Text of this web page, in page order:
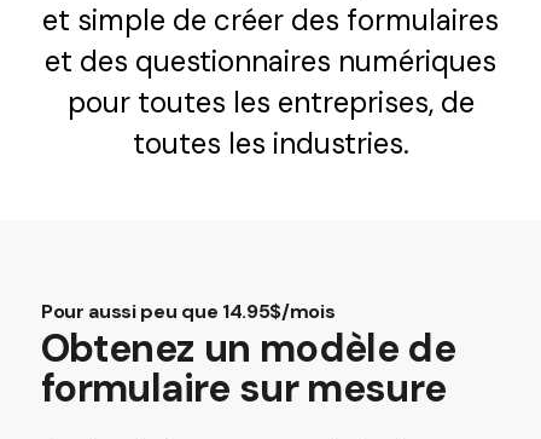
et simple de créer des formulaires
et des questionnaires numériques
pour toutes les entreprises, de
toutes les industries.
Pour aussi peu que 14.95$/mois
Obtenez un modèle de
formulaire sur mesure